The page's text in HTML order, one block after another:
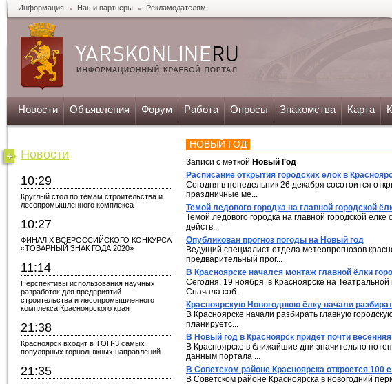
Информация Наши партнеры Рекламодателям
Новости Объявления Форум Работа Опросы Знакомства Карта
Новости
10:29
Круглый стол по темам строительства и
лесопромышленного комплекса
10:27
ФИНАЛ X ВСЕРОССИЙСКОГО КОНКУРСА
«ТОВАРНЫЙ ЗНАК ГОДА 2020»
11:14
Перспективы использования научных
разработок для предприятий
строительства и лесопромышленного
комплекса Красноярского края
21:38
Красноярск входит в ТОП-3 самых
популярных горнолыжных направлений
21:35
НОВЫЙ ГОД
Записи с меткой Новый Год
Расписание открытия городских ёлок в
Сегодня в понедельник 26 декабря сосотоится
праздничные ме...
Темой ледового городка на главной городской
Темой ледового городка на главной городской
действ...
Опубликован прогноз погоды на Новый год
Ведущий специалист отдела метеопрогнозов
предварительный прог...
В Красноярске начался монтаж главной ёлки
Сегодня, 19 ноября, в Красноярске на
Сначала соб...
Красноярскую Новогоднюю ёлку начали
В Красноярске начали разбирать главную
планируетс...
В Новый год в Красноярск придет почти
В Красноярске в ближайшие дни значительно
данным портала ...
В Советcком районе Красноярска откроется 100
В Советском районе Красноярска в новогодний